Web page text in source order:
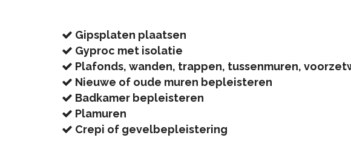
Gipsplaten plaatsen
Gyproc met isolatie
Plafonds, wanden, trappen, tussenmuren,
Nieuwe of oude muren bepleisteren
Badkamer bepleisteren
Plamuren
Crepi of gevelbepleistering